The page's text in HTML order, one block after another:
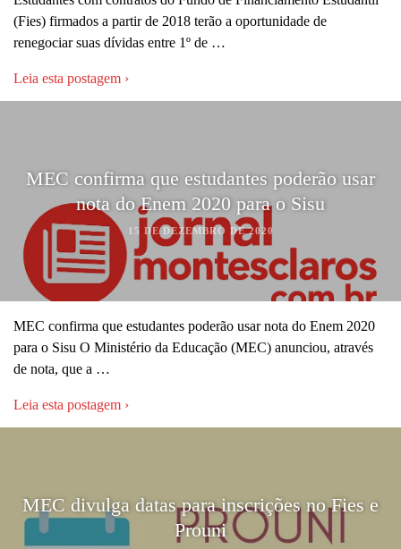
(Fies) firmados a partir de 2018 terão a oportunidade de
renegociar suas dívidas entre 1º de …
Leia esta postagem ›
MEC confirma que estudantes poderão usar
nota do Enem 2020 para o Sisu
15 DE DEZEMBRO DE 2020
MEC confirma que estudantes poderão usar nota do Enem 2020
para o Sisu O Ministério da Educação (MEC) anunciou, através
de nota, que a …
Leia esta postagem ›
MEC divulga datas para inscrições no Fies e
Prouni